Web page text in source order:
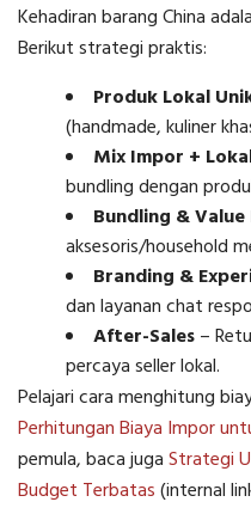
Kehadiran barang China
Berikut strategi praktis:
Produk Lokal
(handmade, kuliner
Mix Impor +
bundling dengan
Bundling & Value
aksesoris/household
Branding &
dan layanan chat
After-Sales–
percaya seller lokal.
Pelajari cara menghitung
Perhitungan Biaya Impor
pemula, baca jugaStrategi
Budget Terbatas(internal